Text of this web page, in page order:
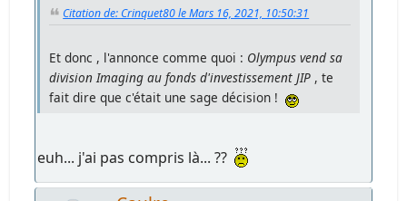
Citation de: Crinquet80 le Mars 16, 2021, 10:50:31
Et donc , l'annonce comme quoi : Olympus vend sa
division Imaging au fonds d'investissement JIP , te
fait dire que c'était une sage décision !
euh... j'ai pas compris là... ??